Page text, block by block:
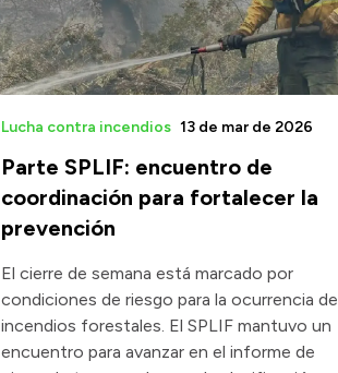
Parte SPLIF: encuentro de
coordinación para fortalecer la
prevención
Lucha contra incendios 13 de mar de 2026
El cierre de semana está marcado por
condiciones de riesgo para la ocurrencia de
incendios forestales. El SPLIF mantuvo un
encuentro para avanzar en el informe de